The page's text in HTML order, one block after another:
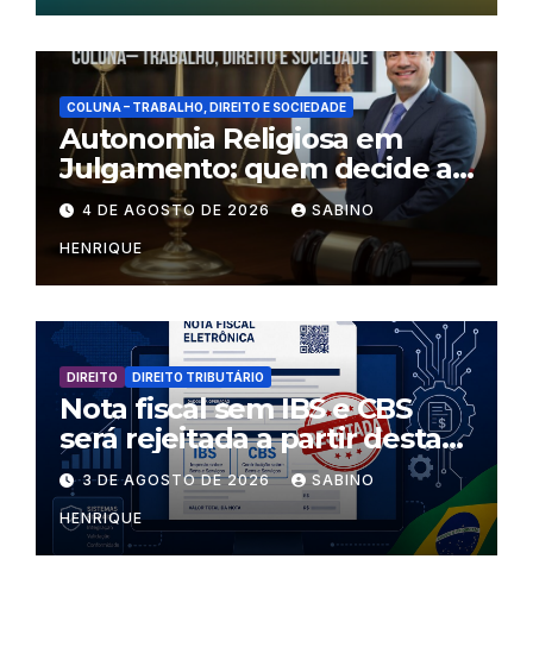
COLUNA – TRABALHO, DIREITO E SOCIEDADE
Autonomia Religiosa em
Julgamento: quem decide as
regras dentro dos templos?
4 DE AGOSTO DE 2026 SABINO
HENRIQUE
DIREITO DIREITO TRIBUTÁRIO
Nota fiscal sem IBS e CBS
será rejeitada a partir desta
segunda-feira
3 DE AGOSTO DE 2026 SABINO
HENRIQUE